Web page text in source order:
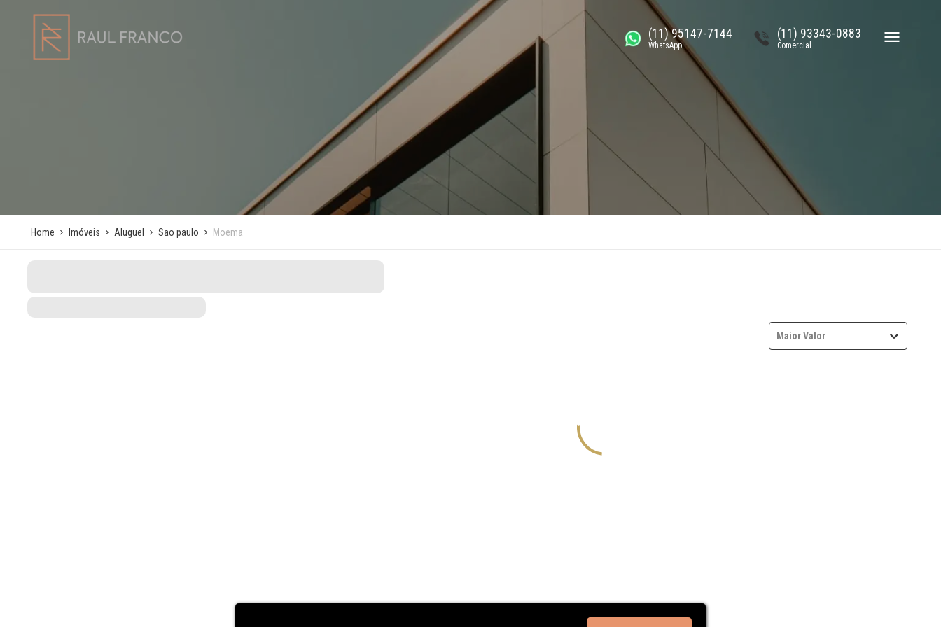
(11) 95147-7144
WhatsApp
(11) 93343-0883
Comercial
Home Imóveis Aluguel Sao paulo Moema
Maior Valor